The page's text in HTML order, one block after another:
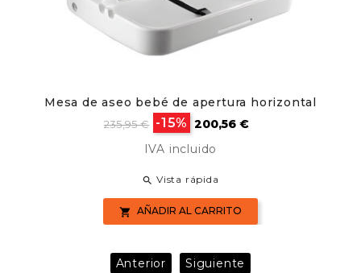
Mesa de aseo bebé de apertura horizontal
Precio
235,95 € -15% Precio
200,56 €
IVA incluido
 Vista rápida
 AÑADIR AL CARRITO
Anterior Siguiente